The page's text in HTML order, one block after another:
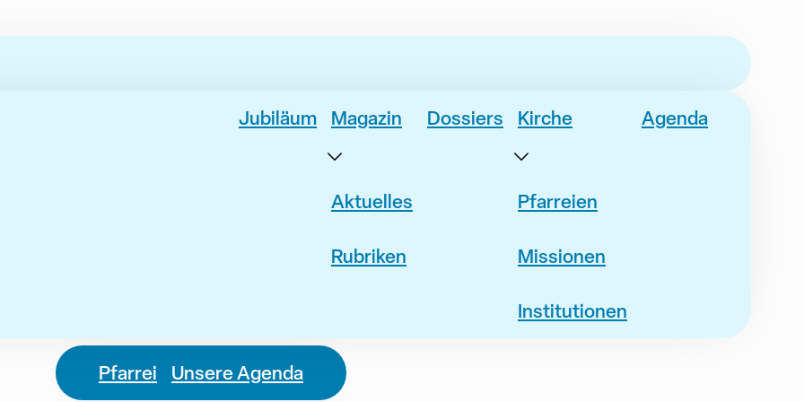
Jubiläum Magazin
Aktuelles
Rubriken
Dossiers Kirche
Pfarreien
Missionen
Institutionen
Agenda
Pfarrei Unsere Agenda